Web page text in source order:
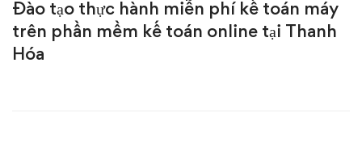
hành
miễn
Đào tạo thực hành miễn phí kế toán máy
trên phần mềm kế toán online tại Thanh
Hóa